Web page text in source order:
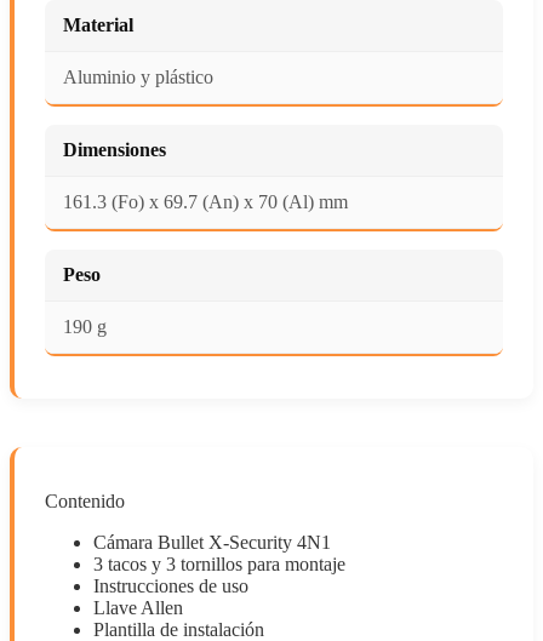
Material
Aluminio y plástico
Dimensiones
161.3 (Fo) x 69.7 (An) x 70 (Al) mm
Peso
190 g
Contenido
Cámara Bullet X-Security 4N1
3 tacos y 3 tornillos para montaje
Instrucciones de uso
Llave Allen
Plantilla de instalación